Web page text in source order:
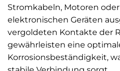
Stromkabeln, Motoren
elektronischen Geräten
vergoldeten Kontakte der
gewährleisten eine
Korrosionsbeständigkeit,